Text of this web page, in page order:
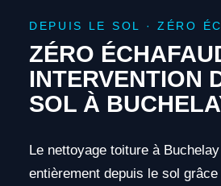
DEPUIS LE SOL · ZÉRO
ZÉRO
INTERVENTION
SOL À
Le nettoyage toiture à
entièrement depuis le sol